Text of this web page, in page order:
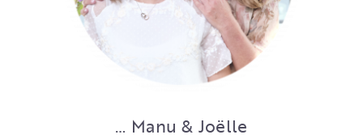
… Manu & Joëlle